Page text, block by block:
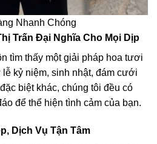
Nhanh Chóng
Trấn Đại Nghĩa Cho Mọi Dịp
tìm thấy một giải pháp hoa tươi
kỷ niệm, sinh nhật, đám cưới
biệt khác, chúng tôi đều có
để thể hiện tình cảm của bạn.
Dịch Vụ Tận Tâm